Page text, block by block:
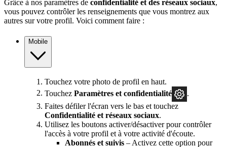
Grâce à nos paramètres de confidentialité et des réseaux sociaux,
vous pouvez contrôler les renseignements que vous montrez aux
autres sur votre profil. Voici comment faire :
Mobile
Touchez votre photo de profil en haut.
Touchez Paramètres et confidentialité
.
Faites défiler l'écran vers le bas et touchez
Confidentialité et réseaux sociaux.
Utilisez les boutons activer/désactiver pour contrôler
l'accès à votre profil et à votre activité d'écoute.
Abonnés et suivis – Activez cette option pour